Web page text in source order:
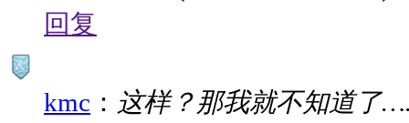
回复
kmc ： 这样？那我就不知道了